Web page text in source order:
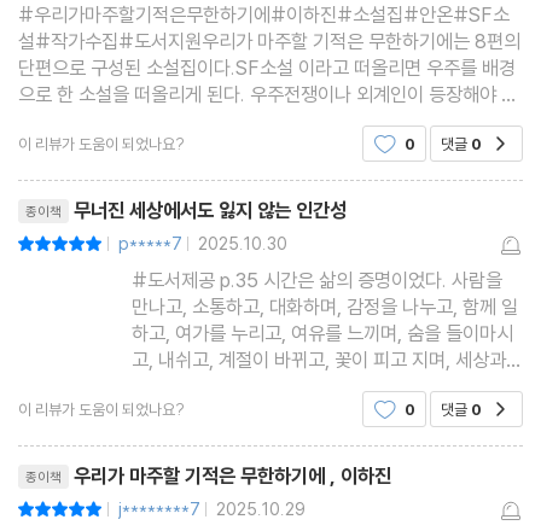
#우리가마주할기적은무한하기에#이하진#소설집#안온#SF소
설#작가수집#도서지원우리가 마주할 기적은 무한하기에는 8편의
단편으로 구성된 소설집이다.SF소설 이라고 떠올리면 우주를 배경
으로 한 소설을 떠올리게 된다. 우주전쟁이나 외계인이 등장해야 할
것 같은 이미지.이하진 작가가 풀어내는 SF소설은미래의 어느 시점
이 배경인 주인공들은멸망이 목전에 와 있거나 신념으로 인해 희
이 리뷰가 도움이 되었나요? 0 댓글 0
종이책 무너진 세상에서도 잃지 않는 인간성
| p*****7 | 2025.10.30
#도서제공 p.35 시간은 삶의 증명이었다. 사람을
만나고, 소통하고, 대화하며, 감정을 나누고, 함께 일
하고, 여가를 누리고, 여유를 느끼며, 숨을 들이마시
고, 내쉬고, 계절이 바뀌고, 꽃이 피고 지며, 세상과
사람이 이어지는 모든 순간은 시간과 함께였다. SF
소설들을 읽다 보면 때로 과학 전공자가 집필한 SF
설명하기 위해 어떤 물
이 리뷰가 도움이 되었나요? 0 댓글 0
종이책 우리가 마주할 기적은 무한하기에 , 이하진
| j********7 | 2025.10.29